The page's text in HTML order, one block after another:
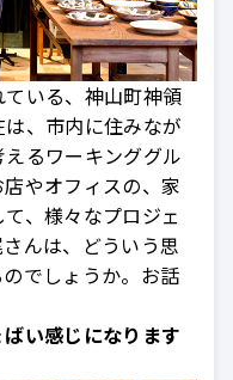
いる、神山町神領
、市内に住みなが
るワーキンググル
やオフィスの、家
、様々なプロジェ
んは、どういう思
でしょうか。お話
い感じになります